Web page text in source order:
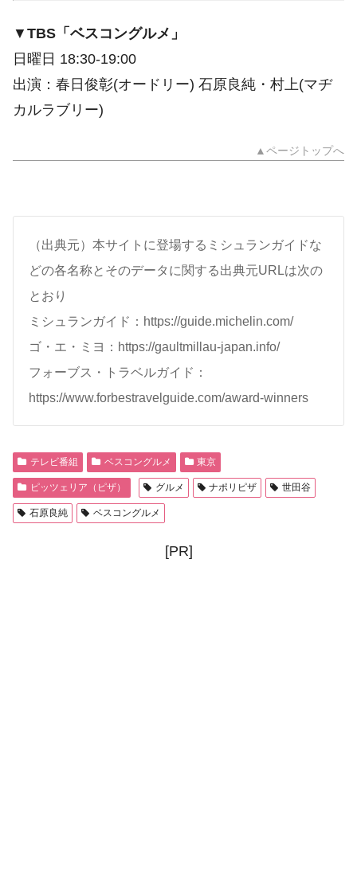
▼ TBS「ベスコングルメ」
日曜日 18:30-19:00
出演：春日俊彰(オードリー) 石原良純・村上(マヂ
カルラブリー)
▲ページトップへ
（出典元）本サイトに登場するミシュランガイドな
どの各名称とそのデータに関する出典元URLは次の
とおり
ミシュランガイド：https://guide.michelin.com/
ゴ・エ・ミヨ：https://gaultmillau-japan.info/
フォーブス・トラベルガイド：
https://www.forbestravelguide.com/award-winners
テレビ番組 ベスコングルメ 東京
ピッツェリア（ピザ） グルメ ナポリピザ 世田谷
石原良純 ベスコングルメ
[PR]